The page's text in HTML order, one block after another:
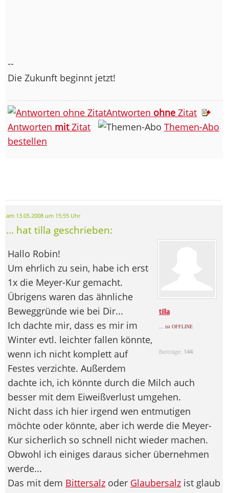
--
Die Zukunft beginnt jetzt!
Antworten ohne Zitat
Antworten mitZitat
Themen-Abo
bestellen
am 13.05.2008 um 15:55 Uhr
... hat tilla geschrieben:
tilla
... ist OFFLINE
Beiträge: 144
Hallo Robin!
Um ehrlich zu sein, habe ich erst
1x die Meyer-Kur gemacht.
Übrigens waren das ähnliche
Beweggründe wie bei Dir...
Ich dachte mir, dass es mir im
Winter evtl. leichter fallen könnte,
wenn ich nicht komplett auf
Festes verzichte. Außerdem
dachte ich, ich könnte durch die Milch auch
besser mit dem Eiweißverlust umgehen.
Nicht dass ich hier irgend wen entmutigen
möchte oder könnte, aber ich werde die Meyer-
Kur sicherlich so schnell nicht wieder machen.
Obwohl ich einiges daraus sicher übernehmen
werde...
Das mit dem Bittersalz oder Glaubersalz ist glaub